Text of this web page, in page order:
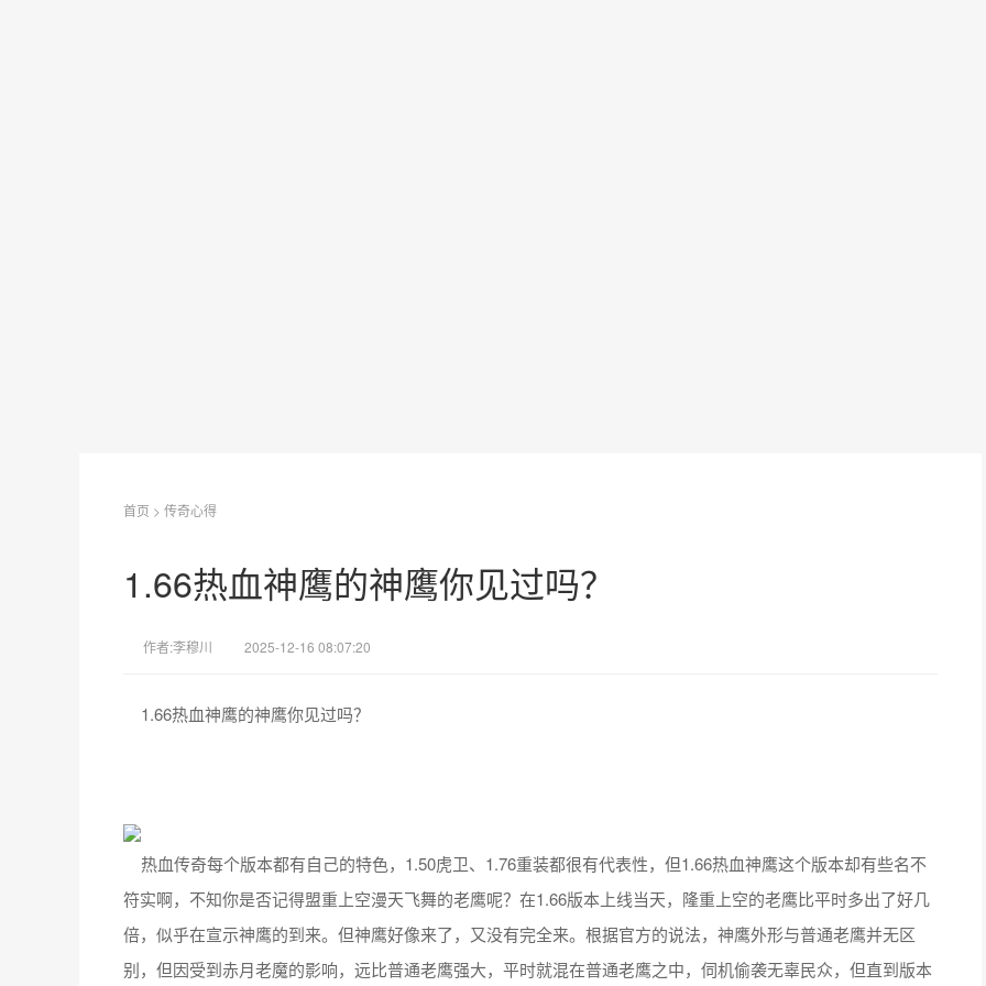
首页 > 传奇心得
1.66热血神鹰的神鹰你见过吗？
作者:李穆川 2025-12-16 08:07:20
1.66热血神鹰的神鹰你见过吗？
热血传奇每个版本都有自己的特色，1.50虎卫、1.76重装都很有代表性，但1.66热血神鹰这个版本却有些名不
符实啊，不知你是否记得盟重上空漫天飞舞的老鹰呢？在1.66版本上线当天，隆重上空的老鹰比平时多出了好几
倍，似乎在宣示神鹰的到来。但神鹰好像来了，又没有完全来。根据官方的说法，神鹰外形与普通老鹰并无区
别，但因受到赤月老魔的影响，远比普通老鹰强大，平时就混在普通老鹰之中，伺机偷袭无辜民众，但直到版本